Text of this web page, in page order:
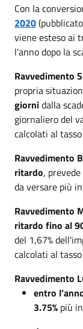
Con la
2020
viene esteso ai
l'anno dopo la
Ravvedimento
propria
giornidalla
giornaliero del
calcolati al
Ravvedimento
ritardo,
da versare più
Ravvedimento
ritardo fino al
del 1,67%
calcolati al
Ravvedimento
entro
3.75% più